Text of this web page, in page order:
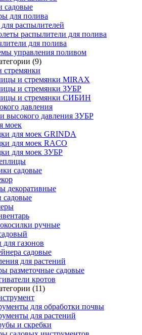
садовые
для полива
распылителей
распылители для полива
для полива
управления поливом
(9)
и стремянки MIRAX
и стремянки ЗУБР
и стремянки СИБИН
давления
высокого давления ЗУБР
моек
для моек GRINDA
для моек RACO
для моек ЗУБР
садовые
декоративные
садовые
ручные
для газонов
садовые
для растений
разметочные садовые
кротов
(11)
для обработки почвы
для растений
и скребки